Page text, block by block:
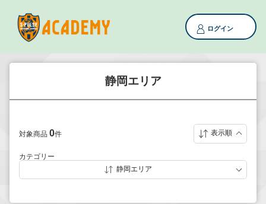
ログイン
静岡エリア
対象商品 0件 表示順
カテゴリー
静岡エリア